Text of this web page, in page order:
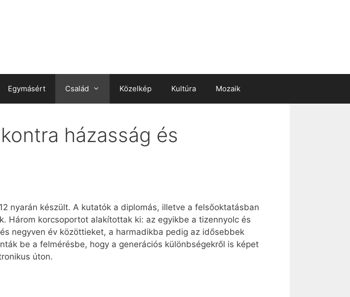
Egymásért Család Közelkép Kultúra Mozaik
házasság és
nyarán készült. A kutatók a diplomás, illetve a felsőoktatásban
Három korcsoportot alakítottak ki: az egyikbe a tizennyolc és
negyven év közöttieket, a harmadikba pedig az idősebbek
be a felmérésbe, hogy a generációs különbségekről is képet
úton.